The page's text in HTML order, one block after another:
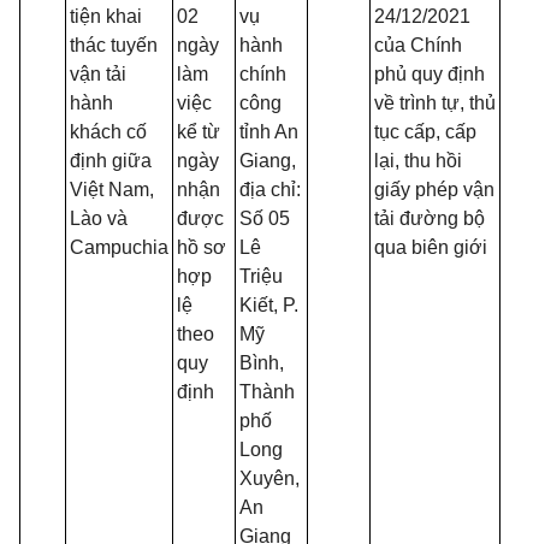
tiện khai
thác tuyến
vận tải
hành
khách cố
định giữa
Việt Nam,
Lào và
Campuchia
02
ngày
làm
việc
kể từ
ngày
nhận
được
hồ sơ
hợp
lệ
theo
quy
định
vụ
hành
chính
công
tỉnh An
Giang,
địa chỉ:
Số 05
Lê
Triệu
Kiết, P.
Mỹ
Bình,
Thành
phố
Long
Xuyên,
An
Giang
24/12/2021
của Chính
phủ quy định
về trình tự, thủ
tục cấp, cấp
lại, thu hồi
giấy phép vận
tải đường bộ
qua biên giới